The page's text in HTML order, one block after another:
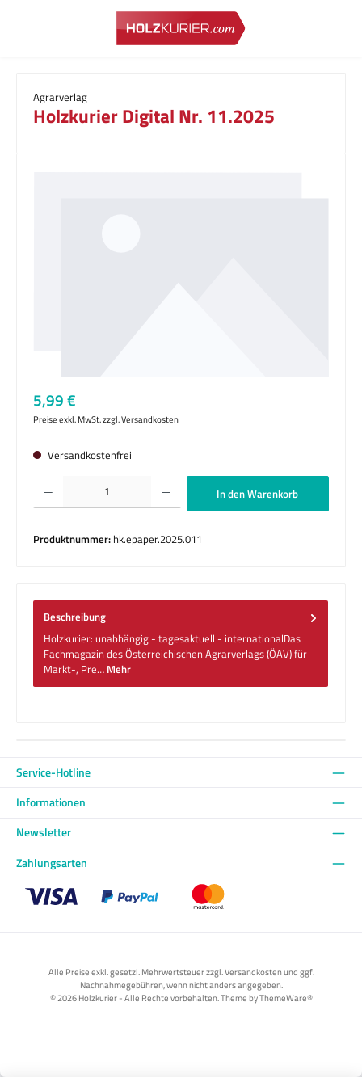
Zum Hauptinhalt springen
Agrarverlag
Holzkurier Digital Nr. 11.2025
Regulärer Preis:
5,99 €
Preise exkl. MwSt. zzgl. Versandkosten
Versandkostenfrei
Produkt Anzahl: Gib den gewünschten Wert ein oder benutze die Schaltflächen um
In den Warenkorb
Produktnummer: hk.epaper.2025.011
Beschreibung
Holzkurier: unabhängig - tagesaktuell - internationalDas
Fachmagazin des Österreichischen Agrarverlags (ÖAV) für
Markt-, Pre… Mehr
Service-Hotline
Informationen
Newsletter
Zahlungsarten
Alle Preise exkl. gesetzl. Mehrwertsteuer zzgl. Versandkosten und ggf.
Nachnahmegebühren, wenn nicht anders angegeben.
© 2026 Holzkurier - Alle Rechte vorbehalten. Theme byThemeWare®